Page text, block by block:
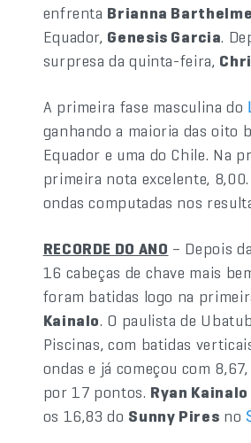
enfrenta Brianna
Equador, Genesis Garcia.
surpresa da quinta-feira,
A primeira fase masculina do
ganhando a maioria das oito
Equador e uma do Chile. Na
primeira nota excelente,
ondas computadas nos
RECORDE DO ANO – Depois
16 cabeças de chave mais
foram batidas logo na
Kainalo. O paulista de
Piscinas, com batidas
ondas e já começou com
por 17 pontos. Ryan Kainalo
os 16,83 do Sunny Pires no